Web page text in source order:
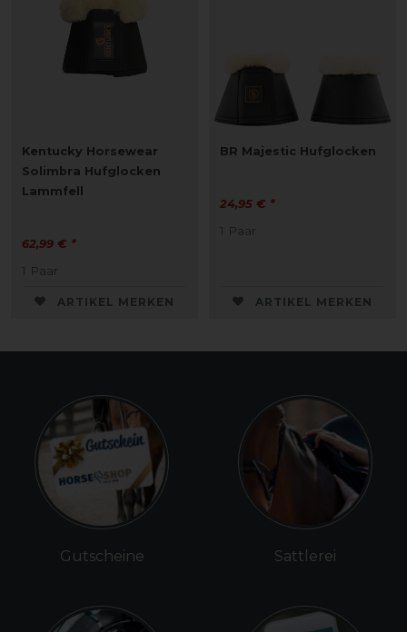
Kentucky Horsewear
Solimbra Hufglocken
Lammfell
62,99 € *
1 Paar
ARTIKEL MERKEN
BR Majestic Hufglocken
24,95 € *
1 Paar
ARTIKEL MERKEN
Gutscheine Sattlerei